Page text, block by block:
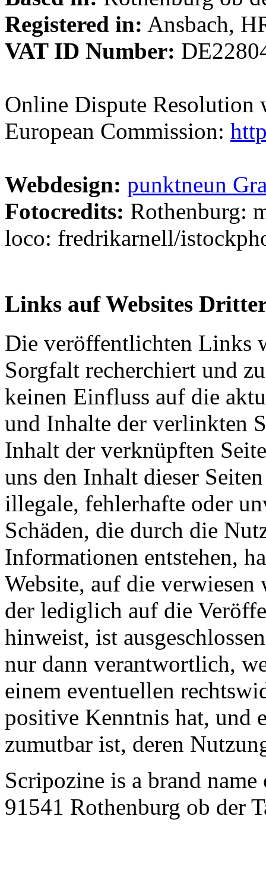
Registered in: Ansbach,
VAT ID Number:
Online Dispute Resolution
European Commission:
Webdesign: punktneun
Fotocredits: Rothenburg:
loco: fredrikarnell/
Links auf Websites
Die veröffentlichten Links
Sorgfalt recherchiert und
keinen Einfluss auf die
und Inhalte der verlinkten
Inhalt der verknüpften
uns den Inhalt dieser
illegale, fehlerhafte oder
Schäden, die durch die
Informationen entstehen,
Website, auf die
der lediglich auf die
hinweist, ist
nur dann verantwortlich,
einem eventuellen
positive Kenntnis hat, und
zumutbar ist, deren
Scripozine is a brand
91541 Rothenburg ob der